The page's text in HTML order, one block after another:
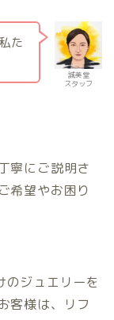
誠美堂
スタッフ
た
寧にご説明さ
希望やお困り
のジュエリーを
客様は、リフ